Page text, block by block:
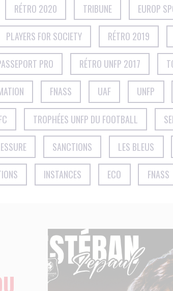
RÉTRO 2020 TRIBUNE EUROP
PLAYERS FOR SOCIETY RÉTRO 2019
PRO RÉTRO UNFP 2017
FNASS UAF UNFP
TROPHÉES UNFP DU FOOTBALL
SANCTIONS LES BLEUS
INSTANCES ECO FNASS